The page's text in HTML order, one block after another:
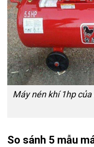
Máy nén khí 1hp
So sánh 5 mẫu